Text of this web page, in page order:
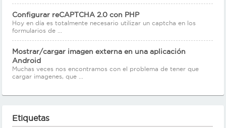
Configurar reCAPTCHA 2.0 con PHP
Hoy en día es totalmente necesario utilizar un captcha en los
formularios de ...
Mostrar/cargar imagen externa en una aplicación
Android
Muchas veces nos encontramos con el problema de tener que
cargar imagenes, que ...
Etiquetas